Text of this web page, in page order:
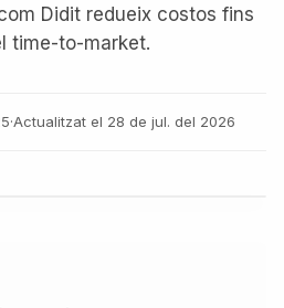
Didit redueix costos fins
time-to-market.
·Actualitzat el 28 de jul. del 2026